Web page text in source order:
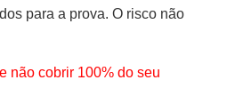
para a prova. O risco não
não cobrir 100% do seu